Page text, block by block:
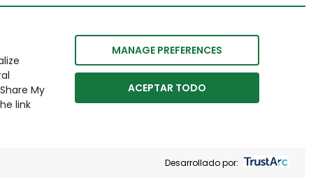
My
link
MANAGE PREFERENCES
ACEPTAR TODO
Desarrollado por: